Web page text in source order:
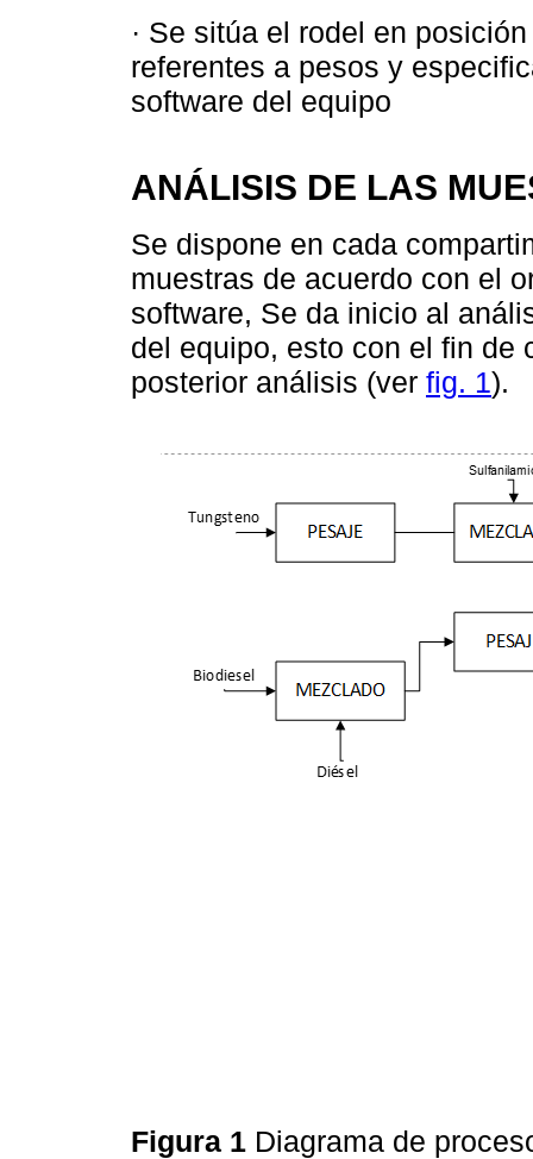
· Se sitúa el rodel en
referentes a pesos y
software del equipo
ANÁLISIS DE LAS
Se dispone en cada
muestras de acuerdo con el
software, Se da inicio al
del equipo, esto con el fin de
posterior análisis (ver fig. 1).
Figura 1 Diagrama de